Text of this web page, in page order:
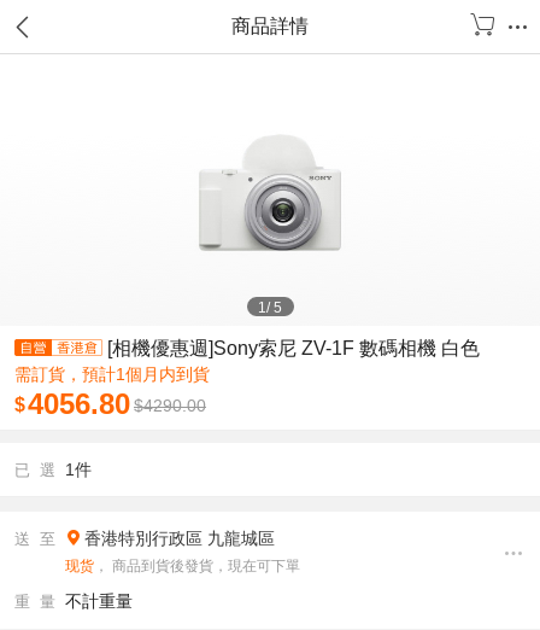
商品詳情
1/5
[相機優惠週]Sony索尼 ZV-1F 數碼相機 白色
需訂貨，預計1個月内到貨
$4056.80$4290.00
已 選 1件
送 至 香港特別行政區 九龍城區
现货 ， 商品到貨後發貨，現在可下單
重 量 不計重量